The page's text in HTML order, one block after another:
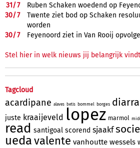
31/7
Ruben Schaken woedend op
30/7
Twente ziet bod op Schaken
worden
30/7 Feyenoord ziet in Van Rooij
Stel hier in welk nieuws jij belangrijk
Tagcloud
acardipane alaves betis bommel borges diarra
juste kraaijeveld lopez marmol
read santigoal scorend sjaakf
uedavalente vanhoutte wessels